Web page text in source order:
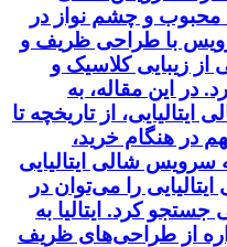
محبوب و چشم نواز در
با طراحی ظریف و
از زیبایی کلاسیک و
در این مقاله، به
از تاریخچه تا
در هنگام خرید،
شالی ایتالیایی
را می‌توان در
کرد. ایتالیا به
از طراحی‌های ظریف